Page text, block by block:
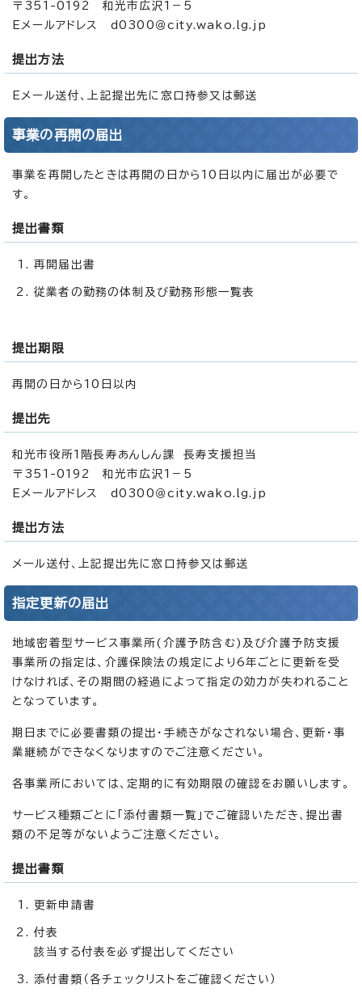
〒351-0192 和光市広沢1－5
Eメールアドレス d0300＠city.wako.lg.jp
提出方法
Eメール送付、上記提出先に窓口持参又は郵送
事業の再開の届出
事業を再開したときは再開の日から10日以内に届出が必要で
す。
提出書類
再開届出書
従業者の勤務の体制及び勤務形態一覧表
提出期限
再開の日から10日以内
提出先
和光市役所1階長寿あんしん課 長寿支援担当
〒351-0192 和光市広沢1－5
Eメールアドレス d0300＠city.wako.lg.jp
提出方法
メール送付、上記提出先に窓口持参又は郵送
指定更新の届出
地域密着型サービス事業所(介護予防含む)及び介護予防支援
事業所の指定は、介護保険法の規定により6年ごとに更新を受
けなければ、その期間の経過によって指定の効力が失われること
となっています。
期日までに必要書類の提出・手続きがなされない場合、更新・事
業継続ができなくなりますのでご注意ください。
各事業所においては、定期的に有効期限の確認をお願いします。
サービス種類ごとに「添付書類一覧」でご確認いただき、提出書
類の不足等がないようご注意ください。
提出書類
更新申請書
付表
該当する付表を必ず提出してください
添付書類（各チェックリストをご確認ください）